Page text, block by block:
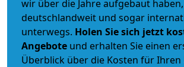
wir über die Jahre aufgebaut
deutschlandweit und sogar
unterwegs. Holen Sie sich jetzt
Angebote und erhalten Sie einen
Überblick über die Kosten für Ihren